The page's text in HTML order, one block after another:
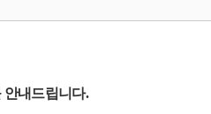
안내드립니다.